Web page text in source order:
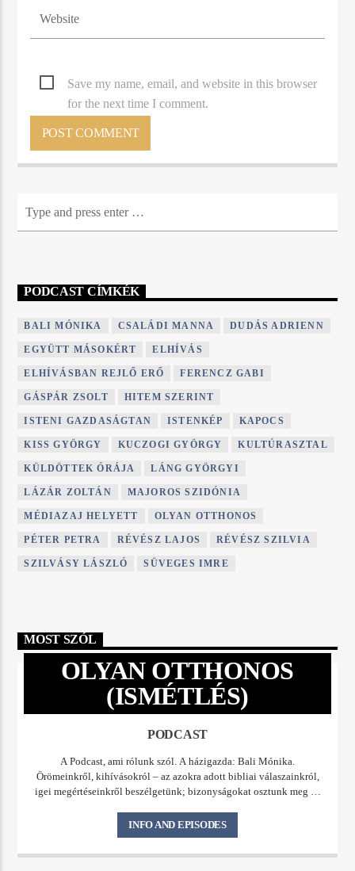
Save my name, email, and website in this browser
for the next time I comment.
PODCAST CÍMKÉK
BALI MÓNIKA CSALÁDI MANNA DUDÁS ADRIENN
EGYÜTT MÁSOKÉRT ELHÍVÁS
ELHÍVÁSBAN REJLŐ ERŐ FERENCZ GABI
GÁSPÁR ZSOLT HITEM SZERINT
ISTENI GAZDASÁGTAN ISTENKÉP KAPOCS
KISS GYÖRGY KUCZOGI GYÖRGY KULTÚRASZTAL
KÜLDÖTTEK ÓRÁJA LÁNG GYÖRGYI
LÁZÁR ZOLTÁN MAJOROS SZIDÓNIA
MÉDIAZAJ HELYETT OLYAN OTTHONOS
PÉTER PETRA RÉVÉSZ LAJOS RÉVÉSZ SZILVIA
SZILVÁSY LÁSZLÓ SÜVEGES IMRE
MOST SZÓL
OLYAN OTTHONOS
(ISMÉTLÉS)
PODCAST
A Podcast, ami rólunk szól. A házigazda: Bali Mónika.
Örömeinkről, kihívásokról – az azokra adott bibliai válaszainkról,
igei megértéseinkről beszélgetünk; bizonyságokat osztunk meg az
közösségeket, szolgálatokat, szolgálókat, beszélgetünk az Omega
Képzési Központ munkájáról. Kifejezetten az Omega
Gyülekezetek egységes szellemi mederben tartása hívta életre ezt a
INFO AND EPISODES